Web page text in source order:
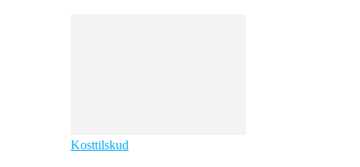
Kosttilskud